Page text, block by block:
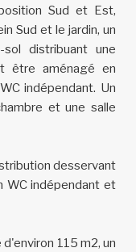
Sud et Est,
Sud et le jardin, un
distribuant une
être aménagé en
indépendant. Un
et une salle
desservant
WC indépendant et
115 m2, un